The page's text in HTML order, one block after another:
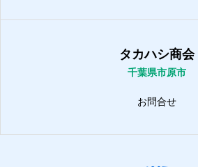
タカハシ商会
千葉県市原市
お問合せ